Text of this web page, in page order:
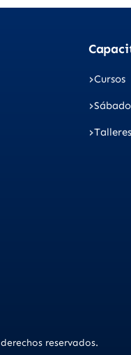
Cursos
Talleres
reservados.